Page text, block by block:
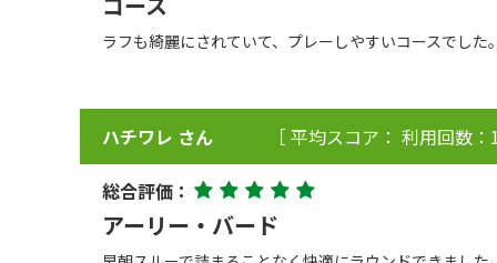
ラフも綺麗にされていて、プレーしやすいコースでした。
ハチワレ さん ［ 平均スコア： 利用回数：1
総合評価：
アーリー・バード